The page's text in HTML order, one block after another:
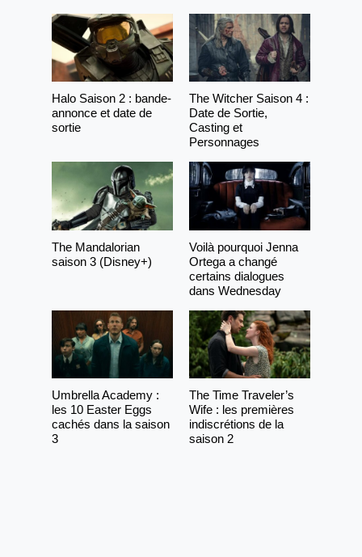
Halo Saison 2 : bande-
annonce et date de
sortie
The Witcher Saison 4 :
Date de Sortie,
Casting et
Personnages
The Mandalorian
saison 3 (Disney+)
Voilà pourquoi Jenna
Ortega a changé
certains dialogues
dans Wednesday
Umbrella Academy :
les 10 Easter Eggs
cachés dans la saison
3
The Time Traveler’s
Wife : les premières
indiscrétions de la
saison 2